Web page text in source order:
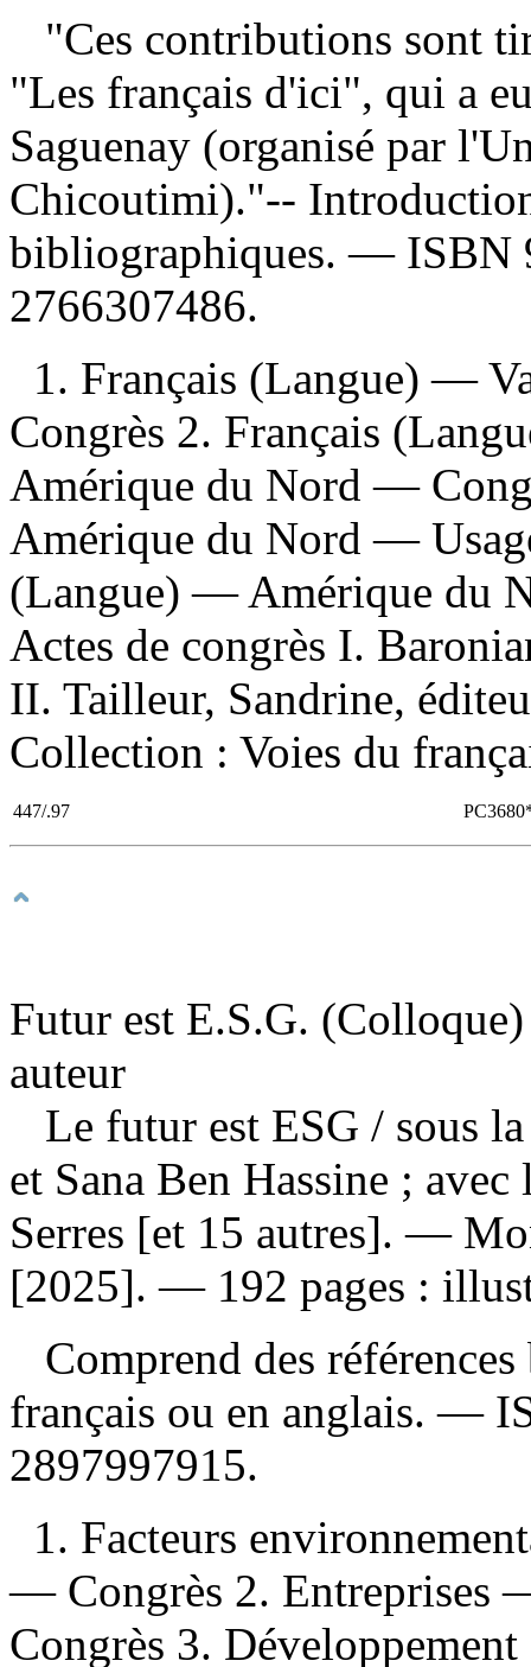
"Ces contributions sont
"Les français d'ici", qui a
Saguenay (organisé par
Chicoutimi)."--
bibliographiques. — ISBN
2766307486.
1. Français (Langue) —
Congrès 2. Français
Amérique du Nord —
Amérique du Nord —
(Langue) — Amérique du
Actes de congrès I.
II. Tailleur, Sandrine,
Collection : Voies du
447/.97
Futur est E.S.G.
auteur
Le futur est ESG / sous
et Sana Ben Hassine ;
Serres [et 15 autres]. —
[2025]. — 192 pages :
Comprend des
français ou en anglais. —
2897997915.
1. Facteurs
— Congrès 2. Entreprises
Congrès 3.